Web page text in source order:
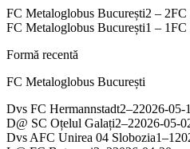
FC Metaloglobus București2 – 2FC
FC Metaloglobus București1 – 1FC
Formă recentă
FC Metaloglobus București
Dvs FC Hermannstadt2–22026-05-
D@ SC Oțelul Galați2–22026-05-
DvsAFC Unirea 04 Slobozia1–1